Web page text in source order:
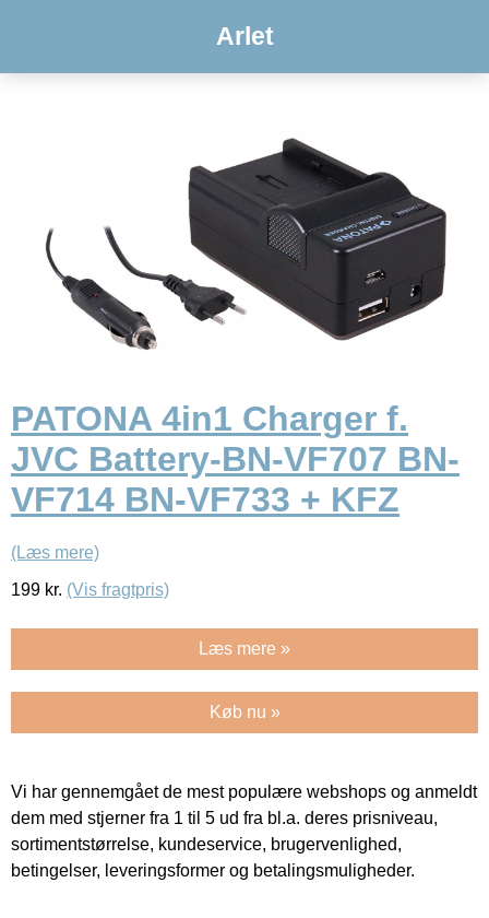
Arlet
PATONA 4in1 Charger f.
JVC Battery-BN-VF707 BN-
VF714 BN-VF733 + KFZ
(Læs mere)
199 kr. (Vis fragtpris)
Læs mere »
Køb nu »
Vi har gennemgået de mest populære webshops og anmeldt
dem med stjerner fra 1 til 5 ud fra bl.a. deres prisniveau,
sortimentstørrelse, kundeservice, brugervenlighed,
betingelser, leveringsformer og betalingsmuligheder.